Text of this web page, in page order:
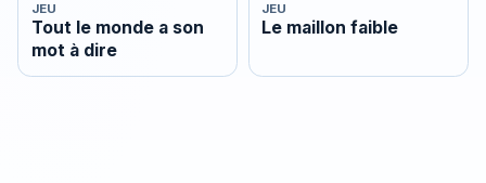
JEU
Tout le monde a son
mot à dire
JEU
Le maillon faible